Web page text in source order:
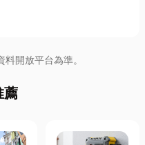
開放平台為準。
薦